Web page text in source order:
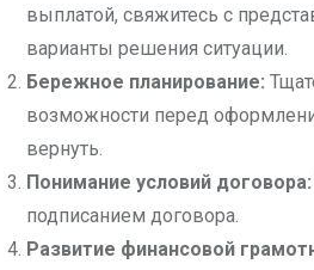
выплатой, свяжитесь с
варианты решения ситуации.
Бережное планирование:
возможности перед
вернуть.
Понимание условий договора:
подписанием договора.
Развитие финансовой